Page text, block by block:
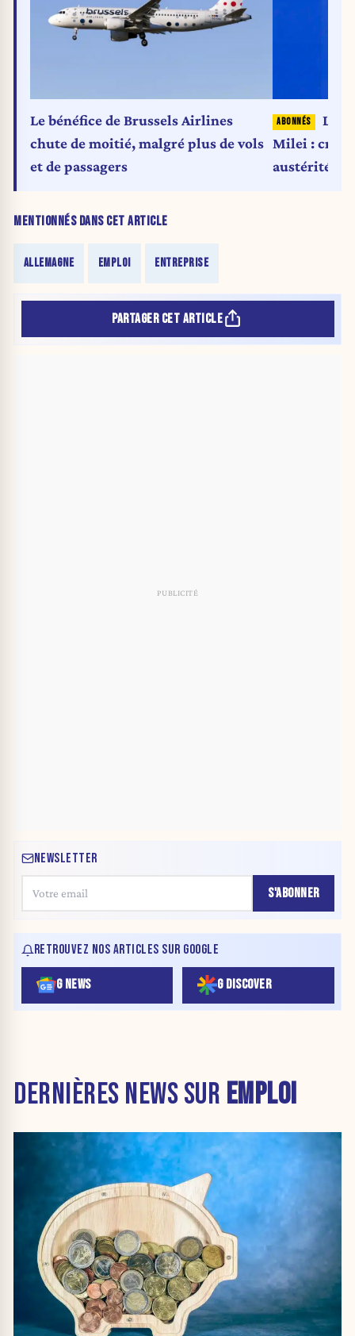
MENTIONNÉS DANS CET ARTICLE
ALLEMAGNE EMPLOI ENTREPRISE
Le bénéfice de Brussels Airlines
chute de moitié, malgré plus de vols
et de passagers
La «
Milei :
austérité
PARTAGER CET ARTICLE
NEWSLETTER
S'ABONNER
RETROUVEZ NOS ARTICLES SUR GOOGLE
G NEWS G DISCOVER
DERNIÈRES NEWS SUR EMPLOI